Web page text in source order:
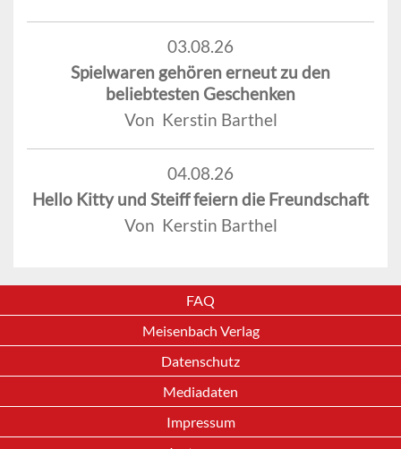
03.08.26
Spielwaren gehören erneut zu den
beliebtesten Geschenken
Von Kerstin Barthel
04.08.26
Hello Kitty und Steiff feiern die Freundschaft
Von Kerstin Barthel
FAQ
Meisenbach Verlag
Datenschutz
Mediadaten
Impressum